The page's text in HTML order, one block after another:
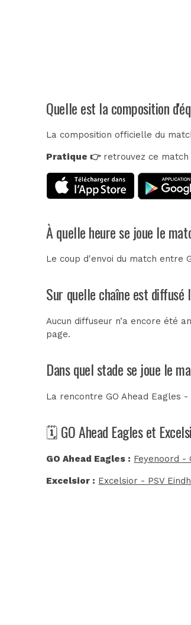
Quelle est la composition
La composition officielle du
Pratique 👉retrouvez ce match
À quelle heure se joue le
Le coup d'envoi du match entre
Sur quelle chaîne est diffusé
Aucun diffuseur n’a encore été
page.
Dans quel stade se joue le
La rencontre GO Ahead Eagles
🗓️ GO Ahead Eagles et
GO Ahead Eagles : Feyenoord -
Excelsior : Excelsior - PSV